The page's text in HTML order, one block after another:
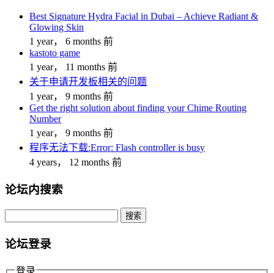
Best Signature Hydra Facial in Dubai – Achieve Radiant &
Glowing Skin
1 year， 6 months 前
kastoto game
1 year， 11 months 前
关于申请开发板相关的问题
1 year， 9 months 前
Get the right solution about finding your Chime Routing
Number
1 year， 9 months 前
程序无法下载:Error: Flash controller is busy
4 years， 12 months 前
论坛内搜索
论坛登录
登录